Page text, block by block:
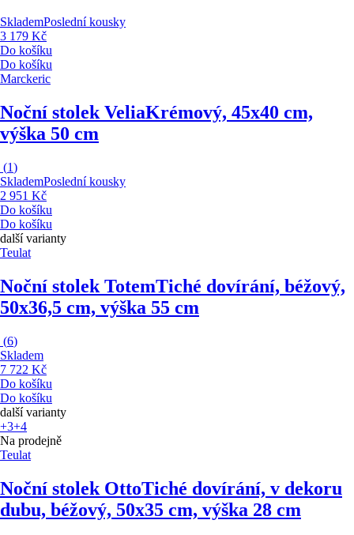
SklademPoslední kousky
3 179 Kč
Do košíku
Do košíku
Marckeric
Noční stolek VeliaKrémový, 45x40 cm,
výška 50 cm
(1)
SklademPoslední kousky
2 951 Kč
Do košíku
Do košíku
další varianty
Teulat
Noční stolek TotemTiché dovírání, béžový,
50x36,5 cm, výška 55 cm
(6)
Skladem
7 722 Kč
Do košíku
Do košíku
další varianty
+3+4
Na prodejně
Teulat
Noční stolek OttoTiché dovírání, v dekoru
dubu, béžový, 50x35 cm, výška 28 cm